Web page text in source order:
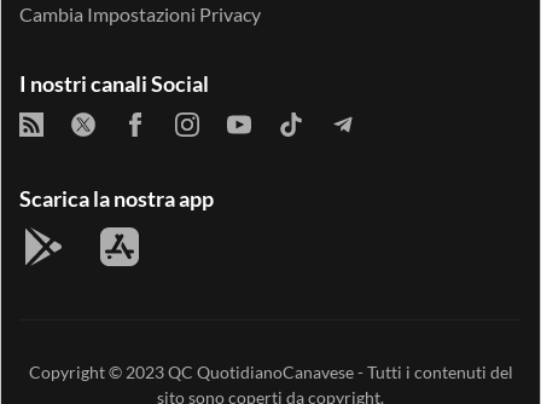
Cambia Impostazioni Privacy
I nostri canali Social
Scarica la nostra app
Copyright © 2023QC QuotidianoCanavese- Tutti i contenuti del
sito sono coperti da copyright.